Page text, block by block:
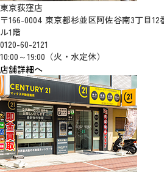
東京荻窪店
〒166-0004 東京都杉並区阿佐谷南3丁目
ル1階
0120-60-2121
10:00～19:00（火・水定休）
店舗詳細へ